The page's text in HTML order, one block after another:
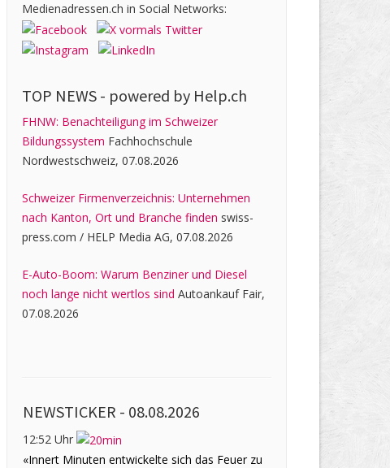
Medienadressen.ch in Social Networks:
TOP NEWS - powered by Help.ch
FHNW: Benachteiligung im Schweizer
Bildungssystem Fachhochschule
Nordwestschweiz, 07.08.2026
Schweizer Firmenverzeichnis: Unternehmen
nach Kanton, Ort und Branche finden swiss-
press.com / HELP Media AG, 07.08.2026
E-Auto-Boom: Warum Benziner und Diesel
noch lange nicht wertlos sind Autoankauf Fair,
07.08.2026
NEWSTICKER - 08.08.2026
12:52 Uhr
«Innert Minuten entwickelte sich das Feuer zu